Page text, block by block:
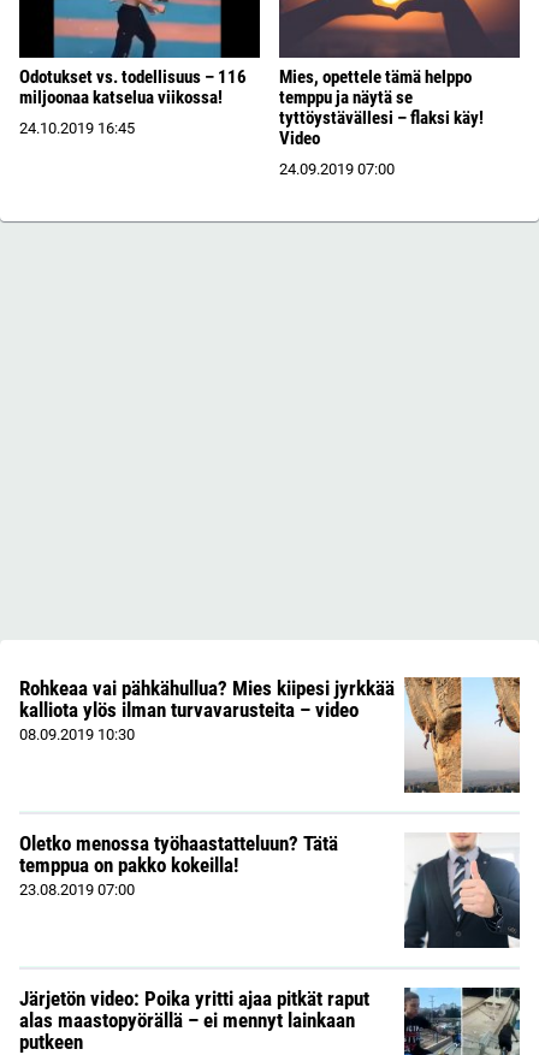
Odotukset vs. todellisuus – 116
miljoonaa katselua viikossa!
24.10.2019 16:45
Mies, opettele tämä helppo
temppu ja näytä se
tyttöystävällesi – flaksi käy!
Video
24.09.2019 07:00
Rohkeaa vai pähkähullua? Mies kiipesi jyrkkää
kalliota ylös ilman turvavarusteita – video
08.09.2019 10:30
Oletko menossa työhaastatteluun? Tätä
temppua on pakko kokeilla!
23.08.2019 07:00
Järjetön video: Poika yritti ajaa pitkät raput
alas maastopyörällä – ei mennyt lainkaan
putkeen